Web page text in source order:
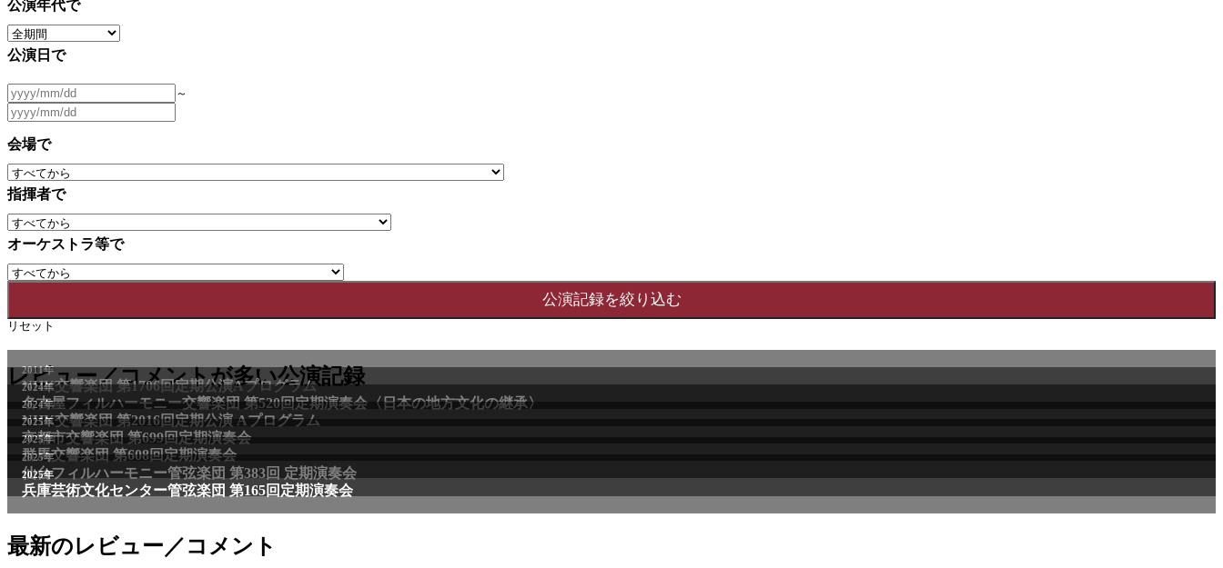
公演年代で
公演日で
～
会場で
指揮者で
オーケストラ等で
リセット
レビュー／コメントが多い公演記録
2011年
NHK交響楽団 第1706回定期公演Aプログラム
2024年
名古屋フィルハーモニー交響楽団 第520回定期演奏会〈日本の地方文化の継承〉
2024年
NHK交響楽団 第2016回定期公演 Aプログラム
2025年
京都市交響楽団 第699回定期演奏会
2025年
群馬交響楽団 第608回定期演奏会
2025年
仙台フィルハーモニー管弦楽団 第383回 定期演奏会
2025年
兵庫芸術文化センター管弦楽団 第165回定期演奏会
最新のレビュー／コメント